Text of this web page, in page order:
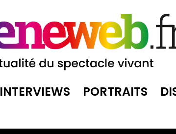
INTERVIEWS PORTRAITS